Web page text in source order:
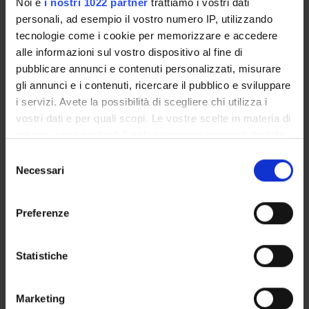
Noi e i nostri 1022 partner trattiamo i vostri dati
personali, ad esempio il vostro numero IP, utilizzando
tecnologie come i cookie per memorizzare e accedere
alle informazioni sul vostro dispositivo al fine di
pubblicare annunci e contenuti personalizzati, misurare
gli annunci e i contenuti, ricercare il pubblico e sviluppare
i servizi. Avete la possibilità di scegliere chi utilizza i
vostri dati e per quali scopi. Le vostre scelte in materia di
modificare o revocare il proprio consenso in qualsiasi
momento dalla Dichiarazione sui cookie o facendo clic
raccogliere informazioni sulla tua posizione
geografica, con un'approssimazione di qualche
Identificare il tuo dispositivo, scansionandolo
delNecessari
Preferenze
Statistiche
Marketing
Anita Conforti
Roberto Leone
Incaricato alla ricerca
Ugo Moretti
Professore associato
Giampaolo Velo
Pharmacology & Pharmacy (DDSP)
SEZIONI